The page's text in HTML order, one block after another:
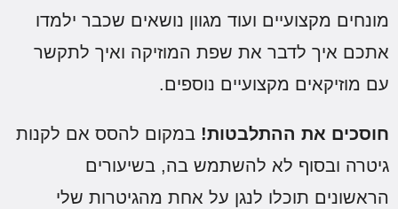
מקצועיים ועוד מגוון נושאים שכבר ילמדו
איך לדבר את שפת המוזיקה ואיך לתקשר
מוזיקאים מקצועיים נוספים.
את ההתלבטות!במקום להסס אם לקנות
ובסוף לא להשתמש בה, בשיעורים
תוכלו לנגן על אחת מהגיטרות שלי